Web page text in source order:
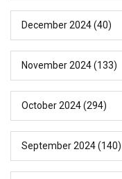
December 2024(40)
November 2024(133)
October 2024(294)
September 2024(140)